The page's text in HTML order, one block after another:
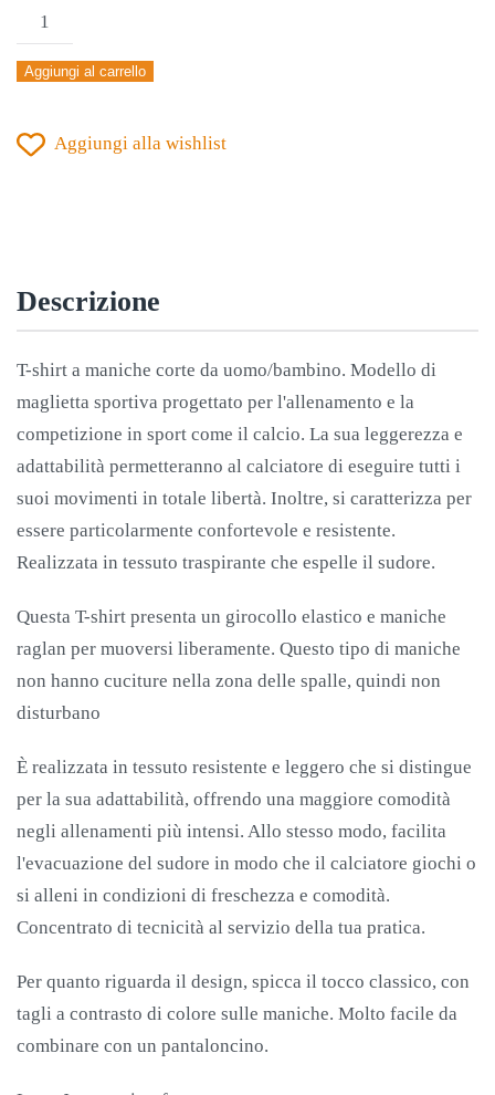
MAGLIA
JOMA
ACADEMY
MANICA
quantità
Aggiungi al carrello
Aggiungi alla wishlist
Descrizione
T-shirt a maniche corte da uomo/bambino. Modello di
maglietta sportiva progettato per l'allenamento e la
competizione in sport come il calcio. La sua leggerezza e
adattabilità permetteranno al calciatore di eseguire tutti i
suoi movimenti in totale libertà. Inoltre, si caratterizza per
essere particolarmente confortevole e resistente.
Realizzata in tessuto traspirante che espelle il sudore.
Questa T-shirt presenta un girocollo elastico e maniche
raglan per muoversi liberamente. Questo tipo di maniche
non hanno cuciture nella zona delle spalle, quindi non
disturbano
È realizzata in tessuto resistente e leggero che si distingue
per la sua adattabilità, offrendo una maggiore comodità
negli allenamenti più intensi. Allo stesso modo, facilita
l'evacuazione del sudore in modo che il calciatore giochi o
si alleni in condizioni di freschezza e comodità.
Concentrato di tecnicità al servizio della tua pratica.
Per quanto riguarda il design, spicca il tocco classico, con
tagli a contrasto di colore sulle maniche. Molto facile da
combinare con un pantaloncino.